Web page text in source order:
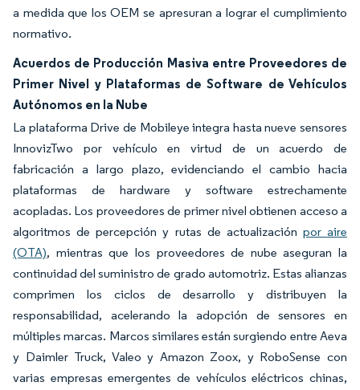
a medida que los OEM se apresuran a lograr el cumplimiento
normativo.
Acuerdos de Producción Masiva entre Proveedores de
Primer Nivel y Plataformas de Software de Vehículos
Autónomos en la Nube
La plataforma Drive de Mobileye integra hasta nueve sensores
InnovizTwo por vehículo en virtud de un acuerdo de
fabricación a largo plazo, evidenciando el cambio hacia
plataformas de hardware y software estrechamente
acopladas. Los proveedores de primer nivel obtienen acceso a
algoritmos de percepción y rutas de actualización por aire
(OTA), mientras que los proveedores de nube aseguran la
continuidad del suministro de grado automotriz. Estas alianzas
comprimen los ciclos de desarrollo y distribuyen la
responsabilidad, acelerando la adopción de sensores en
múltiples marcas. Marcos similares están surgiendo entre Aeva
y Daimler Truck, Valeo y Amazon Zoox, y RoboSense con
varias empresas emergentes de vehículos eléctricos chinas,